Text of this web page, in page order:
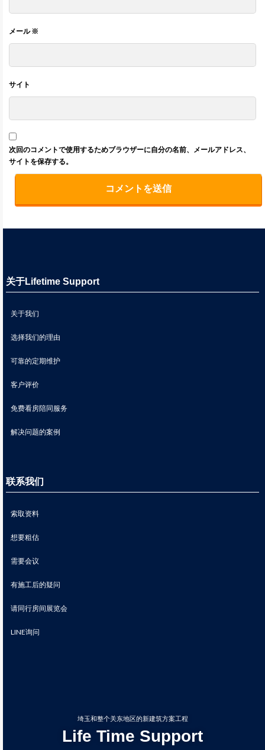
メール※
サイト
次回のコメントで使用するためブラウザーに自分の名前、メールアドレス、
サイトを保存する。
关于Lifetime Support
关于我们
选择我们的理由
可靠的定期维护
客户评价
免费看房陪同服务
解决问题的案例
联系我们
索取资料
想要粗估
需要会议
有施工后的疑问
请同行房间展览会
LINE询问
埼玉和整个关东地区的新建筑方案工程
Life Time Support